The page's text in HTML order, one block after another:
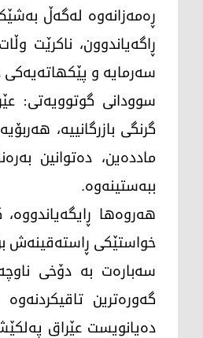
ڕەمەزانەوە لەگەڵ
ڕاگەیاندوون، ناکرێت
سەرمایە و
سوودانی گوتوویەتی:
گرنگی بازرگانییه‌،
ماددەین، دەتوانین
ببه‌ستینه‌وه‌.
هه‌روه‌ها
خواستێکی ڕاستەقینەش
سەبارەت بە دۆخی
گەورەترین
ده‌یانویست عێراق